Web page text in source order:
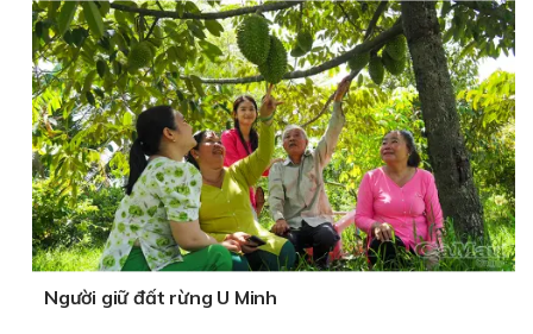
Người giữ đất rừng U Minh